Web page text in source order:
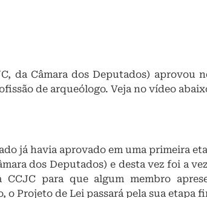
da Câmara dos Deputados) aprovou
de arqueólogo. Veja no vídeo
já havia aprovado em uma primeira
dos Deputados) e desta vez foi a
para que algum membro
Projeto de Lei passará pela sua etapa